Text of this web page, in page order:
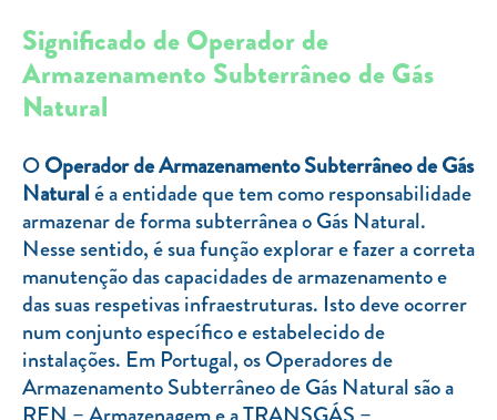
JUNTE-SE A NÓS
TARIFA SOCIAL
CONTADORES ELÉTRICOS
FATURAS
PRÉMIOS
EFICIÊNCIA ENERGÉTICA
FRAUDE E SEGURANÇA
Preços de referência
Significado de Operador de
Armazenamento Subterrâneo de Gás
Natural
OOperador de Armazenamento Subterrâneo de Gás
Naturalé a entidade que tem como responsabilidade
armazenar de forma subterrânea o Gás Natural.
Nesse sentido, é sua função explorar e fazer a correta
manutenção das capacidades de armazenamento e
das suas respetivas infraestruturas. Isto deve ocorrer
num conjunto específico e estabelecido de
instalações. Em Portugal, os Operadores de
Armazenamento Subterrâneo de Gás Natural são a